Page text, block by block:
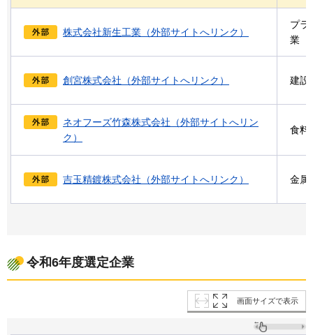
株式会社新生工業（外部サイトへリンク）
プラ
業
創宮株式会社（外部サイトへリンク） 建設
ネオフーズ竹森株式会社（外部サイトへリン
ク）
食料
吉玉精鍍株式会社（外部サイトへリンク） 金属
令和6年度選定企業
画面サイズで表示